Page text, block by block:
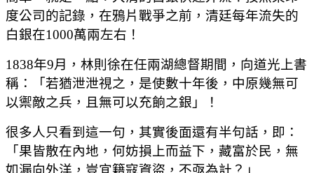
度公司的記錄，在鴉片戰爭之前，清廷每年流失的
白銀在1000萬兩左右！
1838年9月，林則徐在任兩湖總督期間，向道光上書
稱：「若猶泄泄視之，是使數十年後，中原幾無可
以禦敵之兵，且無可以充餉之銀」！
很多人只看到這一句，其實後面還有半句話，即：
「果皆散在內地，何妨損上而益下，藏富於民，無
如漏向外洋，豈宜籍寇資盜，不亟為計？」